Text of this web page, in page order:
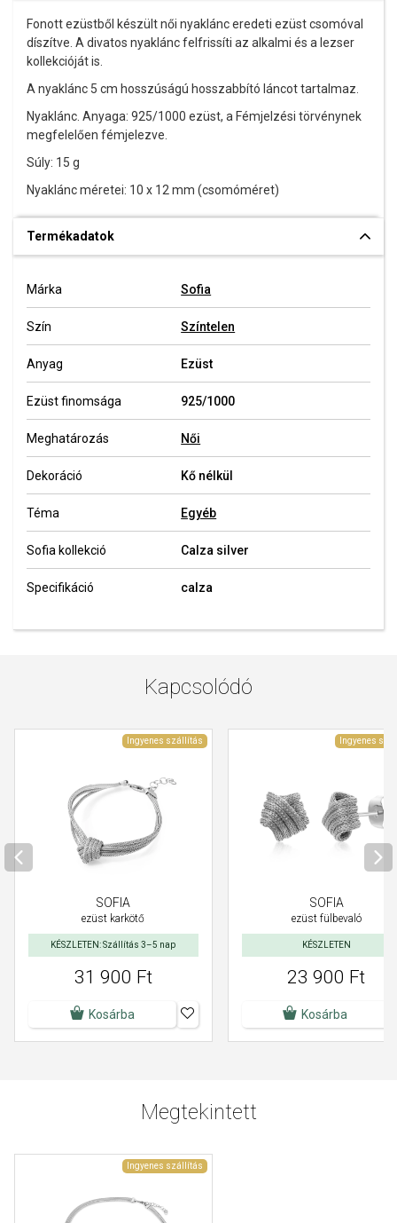
Fonott ezüstből készült női nyaklánc eredeti ezüst csomóval
díszítve. A divatos nyakláncfelfrissíti az alkalmi és a lezser
kollekcióját is.
A nyaklánc 5 cm hosszúságú hosszabbító láncot tartalmaz.
Nyaklánc. Anyaga: 925/1000 ezüst, a Fémjelzési törvénynek
megfelelően fémjelezve.
Súly: 15 g
Nyaklánc méretei: 10 x 12 mm (csomóméret)
Termékadatok
Márka Sofia
Szín Színtelen
Anyag Ezüst
Ezüst finomsága 925/1000
Meghatározás Női
Dekoráció Kő nélkül
Téma Egyéb
Sofia kollekció Calza silver
Specifikáció calza
Kapcsolódó
Ingyenes szállítás
SOFIA
ezüst karkötő
KÉSZLETEN: Szállítás 3–5 nap
31 900 Ft
Kosárba
Ingyenes
SOFIA
ezüst fülbevaló
KÉSZLETEN
23 900 Ft
Kosárba
Megtekintett
Ingyenes szállítás